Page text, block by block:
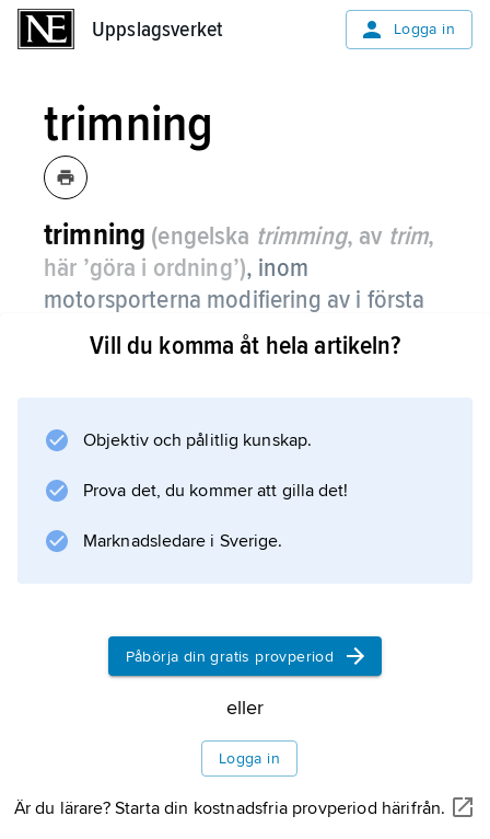
Uppslagsverket Logga in
trimning
trimning (engelska trimming, av trim,
här ’göra i ordning’), inom
motorsporterna modifiering av i första
hand motorn, så att prestanda
optimeras inom de ramar som angivits i
Vill du komma åt hela artikeln?
Objektiv och pålitlig kunskap.
Prova det, du kommer att gilla det!
Marknadsledare i Sverige.
Påbörja din gratis provperiod
eller
Logga in
Är du lärare? Starta din kostnadsfria provperiod härifrån.